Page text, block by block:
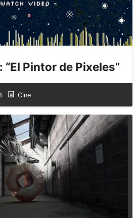
Pintor de Pixeles”
Cine